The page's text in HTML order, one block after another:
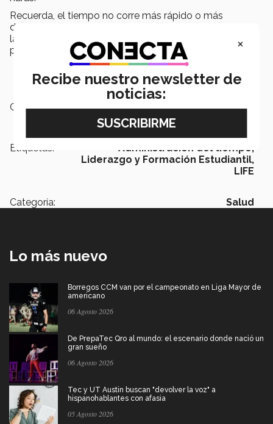
Recuerda, el tiempo no corre más rápido o más
despacio. Depende de ti sacarle el provecho no sólo a
las horas, sino a los segundos, para lograr lo que te
propongas.
Campus: Guadalajara
Etiquetas:
Administración del tiempo,
Liderazgo y Formación Estudiantil,
LIFE
Categoría: Salud
Lo más nuevo
Borregos CCM van por el campeonato en Liga Mayor de
americano
06 Agosto 2026
De PrepaTec Qro al mundo: el escenario donde nació un
gran sueño
06 Agosto 2026
Tec y UT Austin buscan "devolver la voz" a
hispanohablantes con afasia
05 Agosto 2026
×
Recibe nuestro newsletter de
noticias: